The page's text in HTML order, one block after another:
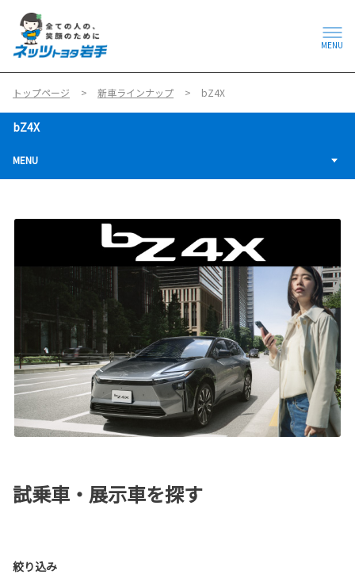
MENU
トップページ 新車ラインナップ bZ4X
bZ4X
MENU
試乗車・展示車を探す
絞り込み